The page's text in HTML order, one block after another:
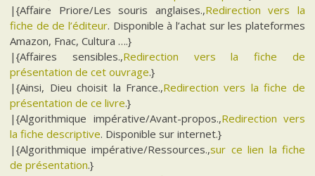
|{Affaire Priore/Les souris anglaises.,Redirection vers la
fiche de de l’éditeur. Disponible à l’achat sur les plateformes
Amazon, Fnac, Cultura ….}
|{Affaires sensibles.,Redirection vers la fiche de
présentation de cet ouvrage.}
|{Ainsi, Dieu choisit la France.,Redirection vers la fiche de
présentation de ce livre.}
|{Algorithmique impérative/Avant-propos.,Redirection vers
la fiche descriptive. Disponible sur internet.}
|{Algorithmique impérative/Ressources.,sur ce lien la fiche
de présentation.}